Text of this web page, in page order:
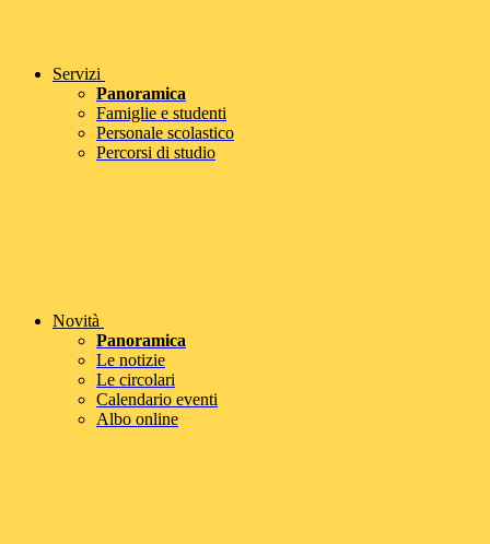
Servizi
Panoramica
Famiglie e studenti
Personale scolastico
Percorsi di studio
Novità
Panoramica
Le notizie
Le circolari
Calendario eventi
Albo online